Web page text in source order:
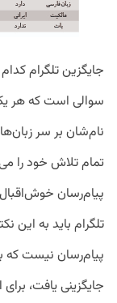
جایگزین تلگرام
سوالی است که هر
نام‌شان بر سر
تمام تلاش خود را
پیام‌رسان
تلگرام باید به این
پیام‌رسان نیست که
جایگزینی یافت،